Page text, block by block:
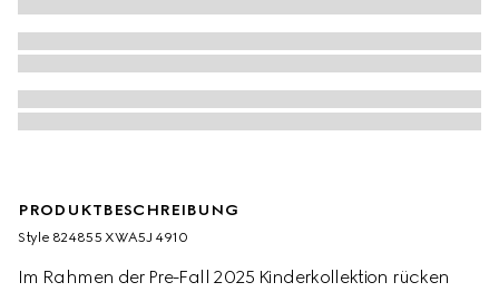
PRODUKTBESCHREIBUNG
Style ‎824855 XWA5J 4910
Im Rahmen der Pre-Fall 2025 Kinderkollektion rücken